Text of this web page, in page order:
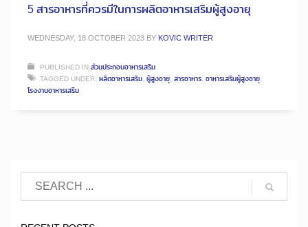
5 สารอาหารที่ควรมีในการผลิตอาหารเสริมผู้สูงอายุ
WEDNESDAY, 18 OCTOBER 2023 BY KOVIC WRITER
PUBLISHED INส่วนประกอบอาหารเสริม
TAGGED UNDER: ผลิตอาหารเสริม, ผู้สูงอายุ, สารอาหาร, อาหารเสริมผู้สูงอายุ,
โรงงานอาหารเสริม